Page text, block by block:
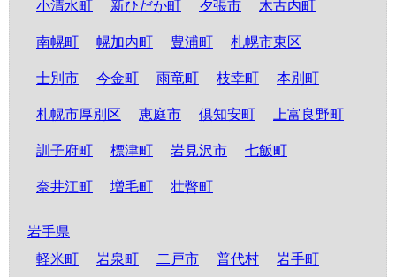
小清水町 新ひだか町 夕張市 木古内町
南幌町 幌加内町 豊浦町 札幌市東区
士別市 今金町 雨竜町 枝幸町 本別町
札幌市厚別区 恵庭市 倶知安町 上富良野町
訓子府町 標津町 岩見沢市 七飯町
奈井江町 増毛町 壮瞥町
岩手県
軽米町
岩泉町 二戸市 普代村 岩手町